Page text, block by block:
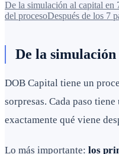
De la simulación al capital en
del procesoDespués de los 7
De la simulación
DOB Capital tiene un
sorpresas. Cada paso
exactamente qué viene
Lo más importante: los